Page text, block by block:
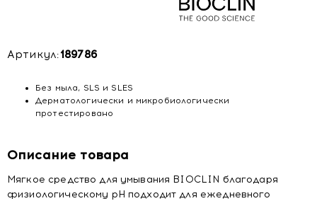
Артикул:189786
Без мыла, SLS и SLES
Дерматологически и микробиологически
протестировано
Описание товара
Мягкое средство для умывания BIOCLIN благодаря
физиологическому pH подходит для ежедневного